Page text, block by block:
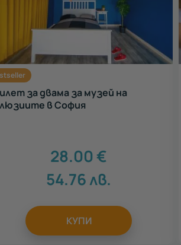
за двама за музей на
в София
28.00€
54.76лв.
КУПИ